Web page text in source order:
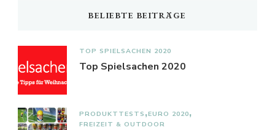
BELIEBTE BEITRÄGE
TOP SPIELSACHEN 2020
Top Spielsachen 2020
PRODUKTTESTS EURO 2020
FREIZEIT & OUTDOOR